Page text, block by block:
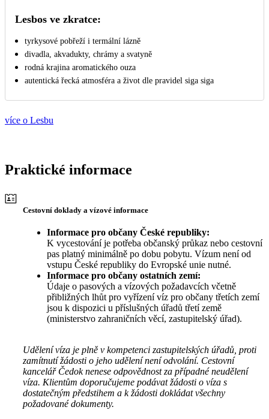
Lesbos ve zkratce:
tyrkysové pobřeží i termální lázně
divadla, akvadukty, chrámy a svatyně
rodná krajina aromatického ouza
autentická řecká atmosféra a život dle pravidel siga siga
více o Lesbu
Praktické informace
Cestovní doklady a vízové informace
Informace pro občany České republiky:
K vycestování je potřeba občanský průkaz nebo cestovní
pas platný minimálně po dobu pobytu. Vízum není od
vstupu České republiky do Evropské unie nutné.
Informace pro občany ostatních zemí:
Údaje o pasových a vízových požadavcích včetně
přibližných lhůt pro vyřízení víz pro občany třetích zemí
jsou k dispozici u příslušných úřadů třetí země
(ministerstvo zahraničních věcí, zastupitelský úřad).
Udělení víza je plně v kompetenci zastupitelských úřadů, proti
zamítnutí žádosti o jeho udělení není odvolání. Cestovní
kancelář Čedok nenese odpovědnost za případné neudělení
víza. Klientům doporučujeme podávat žádosti o víza s
dostatečným předstihem a k žádosti dokládat všechny
požadované dokumenty.